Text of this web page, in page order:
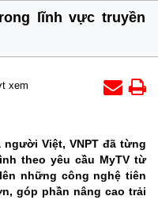
lĩnh vực truyền
xem
Việt, VNPT đã từng
theo yêu cầu MyTV từ
những công nghệ tiên
góp phần nâng cao trải